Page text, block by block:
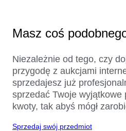
Masz coś
Niezależnie od tego, czy
przygodę z aukcjami
sprzedajesz już
sprzedać Twoje wyjątkowe
kwoty, tak abyś mógł
Sprzedaj swój przedmiot